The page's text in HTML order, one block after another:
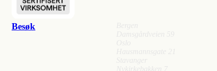
Besøk